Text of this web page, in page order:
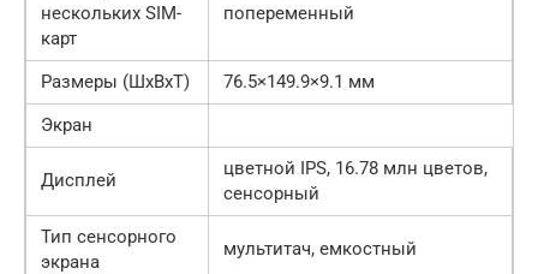
нескольких SIM-
карт
попеременный
Размеры (ШxВxТ)
76.5×149.9×9.1 мм
Экран
Дисплей
цветной IPS, 16.78 млн цветов,
сенсорный
Тип сенсорного
экрана
мультитач, емкостный